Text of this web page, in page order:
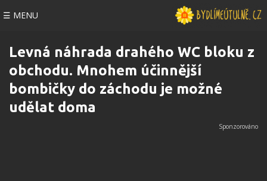
☰ MENU
Levná náhrada drahého WC bloku z
obchodu. Mnohem účinnější
bombičky do záchodu je možné
udělat doma